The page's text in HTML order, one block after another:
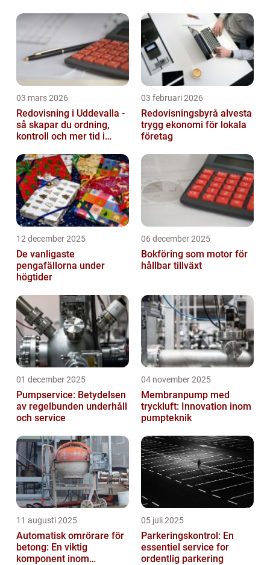
03 mars 2026
Redovisning i Uddevalla -
så skapar du ordning,
kontroll och mer tid i
03 februari 2026
Redovisningsbyrå alvesta
trygg ekonomi för lokala
företag
12 december 2025
De vanligaste
pengafällorna under
högtider
06 december 2025
Bokföring som motor för
hållbar tillväxt
01 december 2025
Pumpservice: Betydelsen
av regelbunden underhåll
och service
04 november 2025
Membranpump med
tryckluft: Innovation inom
pumpteknik
11 augusti 2025
Automatisk omrörare för
betong: En viktig
komponent inom
05 juli 2025
Parkeringskontrol: En
essentiel service for
ordentlig parkering